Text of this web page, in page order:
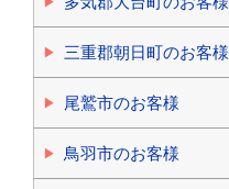
三重郡朝日町のお客様
尾鷲市のお客様
鳥羽市のお客様